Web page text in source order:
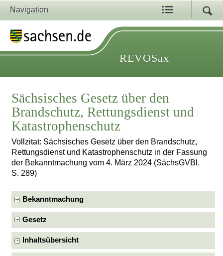
Navigation
REVOSax
Sächsisches Gesetz über den
Brandschutz, Rettungsdienst und
Katastrophenschutz
Vollzitat: Sächsisches Gesetz über den Brandschutz,
Rettungsdienst und Katastrophenschutz in der Fassung
der Bekanntmachung vom 4. März 2024 (SächsGVBl.
S. 289)
Bekanntmachung
Gesetz
Inhaltsübersicht